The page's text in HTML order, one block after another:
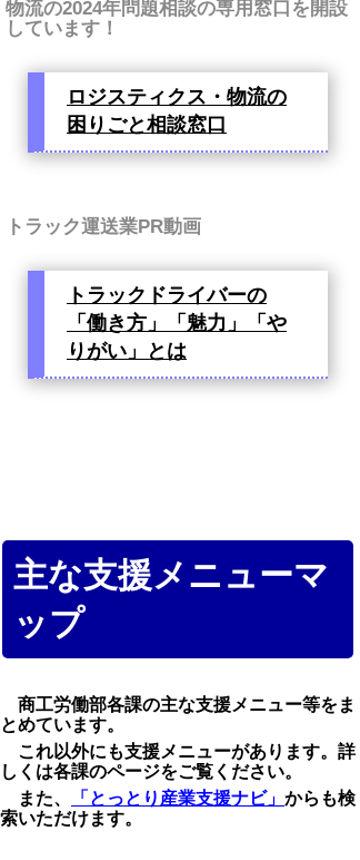
物流の2024年問題相談の専用窓口を開設
しています！
ロジスティクス・物流の
困りごと相談窓口
トラック運送業PR動画
トラックドライバーの
「働き方」「魅力」「や
りがい」とは
主な支援メニューマ
ップ
商工労働部各課の主な支援メニュー等をま
とめています。
これ以外にも支援メニューがあります。詳
しくは各課のページをご覧ください。
また、
「とっとり産業支援ナビ」 からも検
索いただけます。